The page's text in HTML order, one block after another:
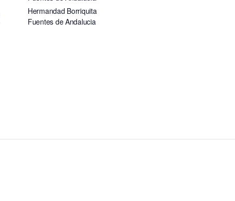
Hermandad Borriquita
Fuentes de Andalucia